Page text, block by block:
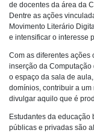
de docentes da área da
Dentre as ações
Movimento Literário
e intensificar o interesse
Com as diferentes ações
inserção da
o espaço da sala de
domínios, contribuir a
divulgar aquilo que é
Estudantes da educação
públicas e privadas são